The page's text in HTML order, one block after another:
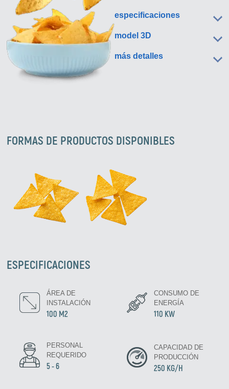
especificaciones
model 3D
más detalles
FORMAS DE PRODUCTOS DISPONIBLES
ESPECIFICACIONES
ÁREA DE
INSTALACIÓN
100 M2
CONSUMO DE
ENERGÍA
110 KW
PERSONAL
REQUERIDO
5 - 6
CAPACIDAD DE
PRODUCCIÓN
250 KG/H